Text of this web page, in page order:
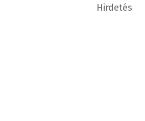
Hirdetés